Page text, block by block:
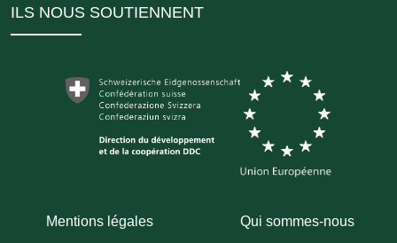
ILS NOUS SOUTIENNENT
Mentions légales Qui sommes-nous